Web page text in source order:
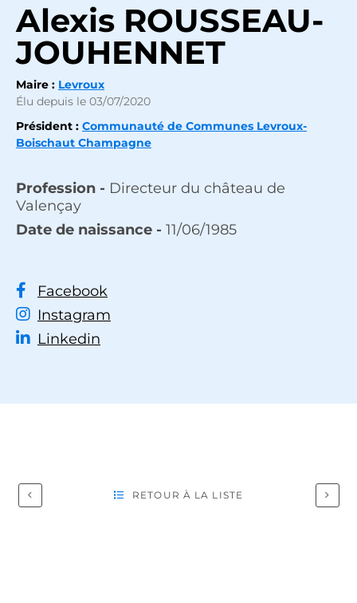
Alexis ROUSSEAU-
JOUHENNET
Maire : Levroux
Élu depuis le 03/07/2020
Président : Communauté de Communes Levroux-
Boischaut Champagne
Profession - Directeur du château de
Valençay
Date de naissance - 11/06/1985
Facebook
Instagram
Linkedin
RETOUR À LA LISTE